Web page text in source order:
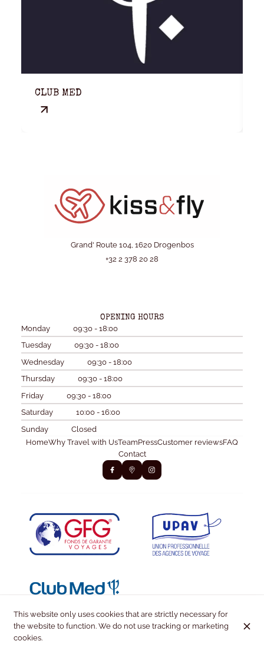
CLUB MED
Grand' Route 104, 1620 Drogenbos
+32 2 378 20 28
OPENING HOURS
Monday
09:30 - 18:00
Tuesday
09:30 - 18:00
Wednesday
09:30 - 18:00
Thursday
09:30 - 18:00
Friday
09:30 - 18:00
Saturday
10:00 - 16:00
Sunday
Closed
HomeWhy Travel with UsTeamPressCustomer reviewsFAQ
Contact
This website only uses cookies that are strictly necessary for
the website to function. We do not use tracking or marketing
cookies.